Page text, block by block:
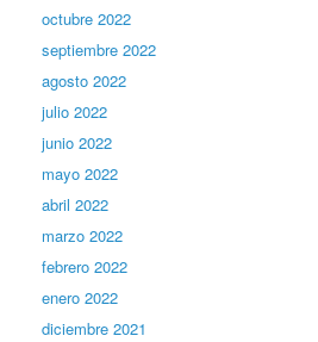
octubre 2022
septiembre 2022
agosto 2022
julio 2022
junio 2022
mayo 2022
abril 2022
marzo 2022
febrero 2022
enero 2022
diciembre 2021